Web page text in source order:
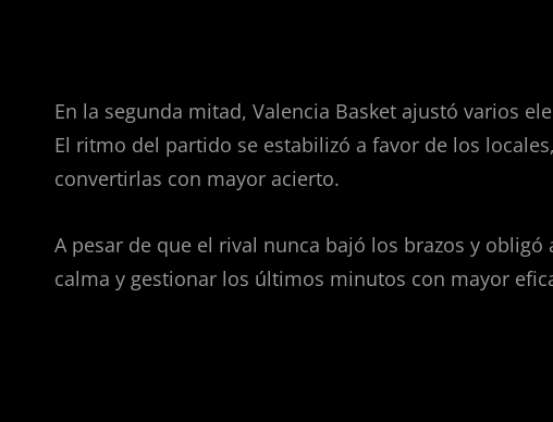
En la segunda mitad, Valencia Basket ajustó varios
El ritmo del partido se estabilizó a favor de los
convertirlas con mayor acierto.
A pesar de que el rival nunca bajó los brazos y
calma y gestionar los últimos minutos con mayor